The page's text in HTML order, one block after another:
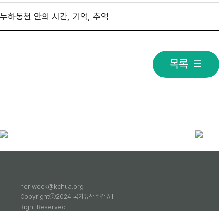
누하동천 안의 시간, 기억, 추억
목록
heriweek@kchua.org
Copyrightⓒ2024 국가유산주간 All
Right Reserved